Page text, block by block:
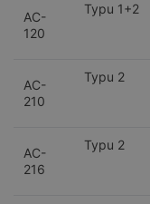
AC-
120
Typu 1+2
AC-
210
Typu 2
AC-
216
Typu 2